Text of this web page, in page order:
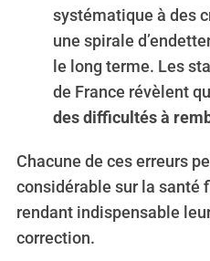
systématique à des
une spirale
le long terme. Les
de France révèlent
des difficultés à
Chacune de ces erreurs
considérable sur la santé
rendant indispensable
correction.